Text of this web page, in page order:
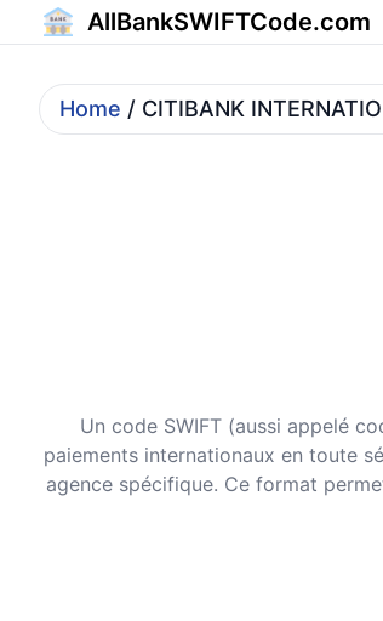
AllBankSWIFTCode.com
Home / CITIBANK
Un code SWIFT (aussi appelé
paiements internationaux en toute
agence spécifique. Ce format